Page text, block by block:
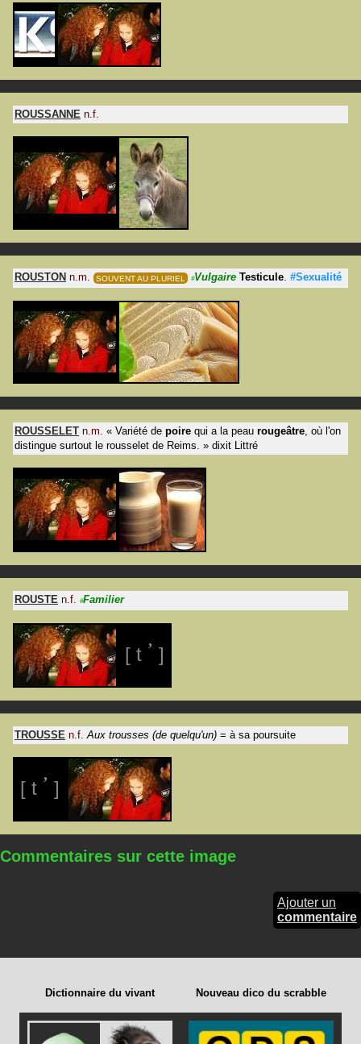
ROUSSANNE n.f.
ROUSTON n.m. SOUVENT AU PLURIEL #Vulgaire Testicule. #Sexualité
ROUSSELET n.m. « Variété de poire qui a la peau rougeâtre, où l'on
distingue surtout le rousselet de Reims. » dixit Littré
ROUSTE n.f. #Familier
[ t ’ ]
TROUSSE n.f. Aux trousses (de quelqu'un) = à sa poursuite
[ t ’ ]
Commentaires sur cette image
Ajouter un
commentaire
Dictionnaire du vivant Nouveau dico du scrabble